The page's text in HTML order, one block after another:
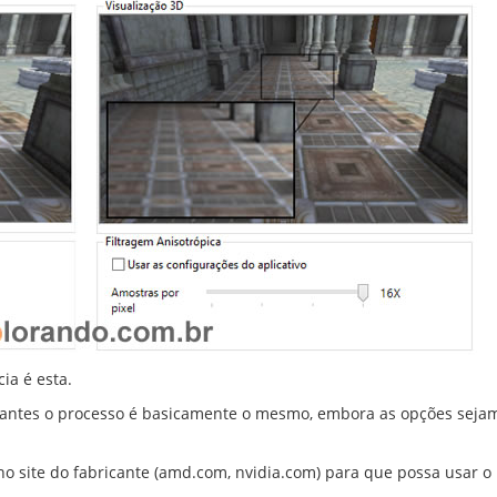
é esta.
o processo é basicamente o mesmo, embora as opções
site do fabricante (amd.com, nvidia.com) para que possa usar o